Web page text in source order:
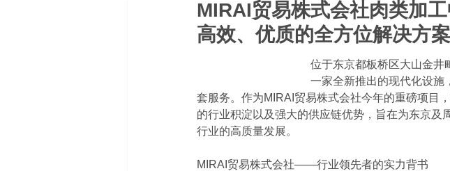
MIRAI贸易株式会社肉类加
高效、优质的全方位解决方案
位于东京都板桥区大山金井
一家全新推出的现代化设施
套服务。作为MIRAI贸易株式会社今年的重磅项目
的行业积淀以及强大的供应链优势，旨在为东京
行业的高质量发展。
MIRAI贸易株式会社——行业领先者的实力背书